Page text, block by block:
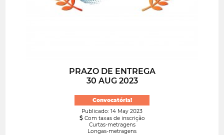
PRAZO DE ENTREGA
30 AUG 2023
Convocatória!
Publicado: 14 May 2023
Com taxas de inscrição
Curtas-metragens
Longas-metragens